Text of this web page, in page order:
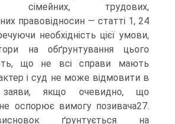
сімейних, трудових,
правовідносин — статті 1, 24
необхідність цієї умови,
на обґрунтування цього
що не всі справи мають
і суд не може відмовити в
заяви, якщо очевидно, що
не оспорює вимогу позивача27.
ґрунтується на